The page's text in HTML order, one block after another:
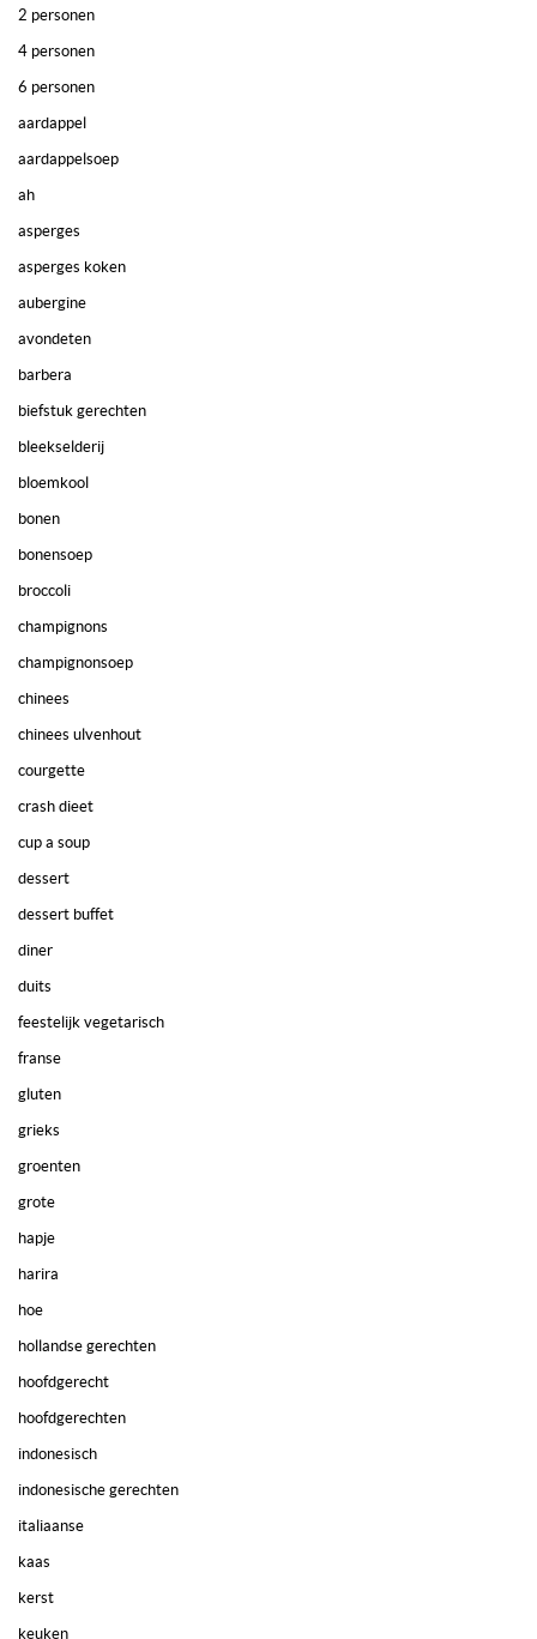
2 personen
4 personen
6 personen
aardappel
aardappelsoep
ah
asperges
asperges koken
aubergine
avondeten
barbera
biefstuk gerechten
bleekselderij
bloemkool
bonen
bonensoep
broccoli
champignons
champignonsoep
chinees
chinees ulvenhout
courgette
crash dieet
cup a soup
dessert
dessert buffet
diner
duits
feestelijk vegetarisch
franse
gluten
grieks
groenten
grote
hapje
harira
hoe
hollandse gerechten
hoofdgerecht
hoofdgerechten
indonesisch
indonesische gerechten
italiaanse
kaas
kerst
keuken